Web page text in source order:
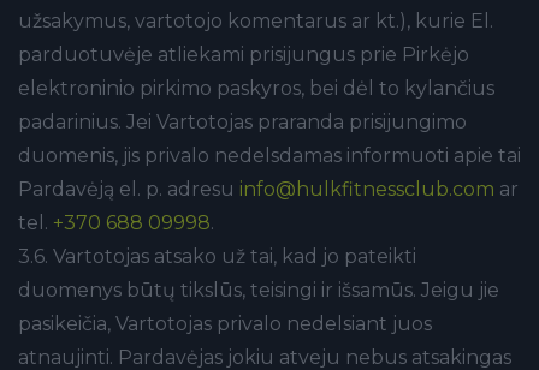
užsakymus, vartotojo komentarus ar kt.), kurie El.
parduotuvėje atliekami prisijungus prie Pirkėjo
elektroninio pirkimo paskyros, bei dėl to kylančius
padarinius. Jei Vartotojas praranda prisijungimo
duomenis, jis privalo nedelsdamas informuoti apie tai
Pardavėją el. p. adresu info@hulkfitnessclub.com ar
tel. +370 688 09998.
3.6. Vartotojas atsako už tai, kad jo pateikti
duomenys būtų tikslūs, teisingi ir išsamūs. Jeigu jie
pasikeičia, Vartotojas privalo nedelsiant juos
atnaujinti. Pardavėjas jokiu atveju nebus atsakingas